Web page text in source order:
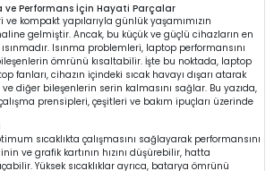
ve Performans İçin Hayati Parçalar
kompakt yapılarıyla günlük yaşamımızın
gelmiştir. Ancak, bu küçük ve güçlü cihazların en
Isınma problemleri, laptop performansını
ömrünü kısaltabilir. İşte bu noktada, laptop
fanları, cihazın içindeki sıcak havayı dışarı atarak
diğer bileşenlerin serin kalmasını sağlar. Bu yazıda,
prensipleri, çeşitleri ve bakım ipuçları üzerinde
sıcaklıkta çalışmasını sağlayarak performansını
ve grafik kartının hızını düşürebilir, hatta
Yüksek sıcaklıklar ayrıca, batarya ömrünü